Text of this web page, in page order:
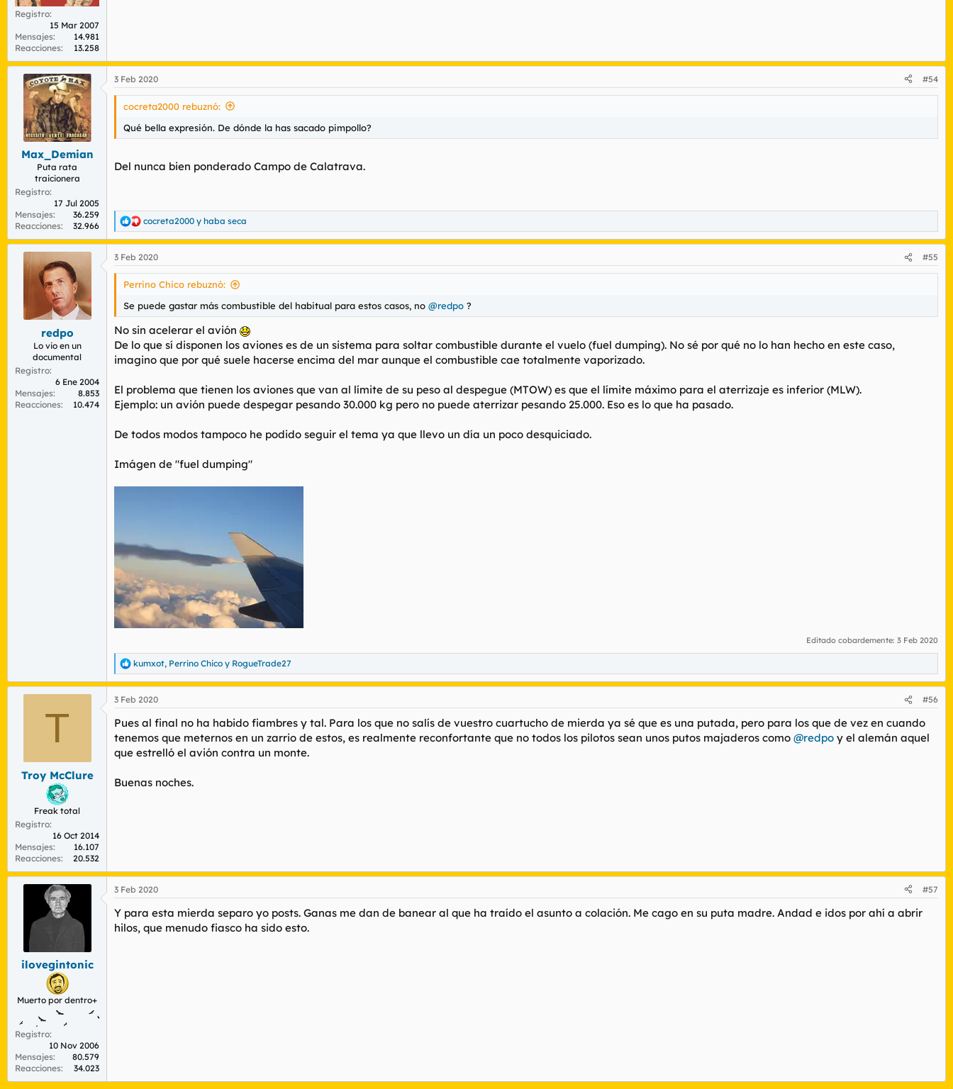
Registro
15 Mar 2007
Mensajes
14.981
Reacciones
13.258
Max_Demian
Puta rata
traicionera
Registro
17 Jul 2005
Mensajes
36.259
Reacciones
32.966
3 Feb 2020 #54
cocreta2000 rebuznó:
Qué bella expresión. De dónde la has sacado pimpollo?
Del nunca bien ponderado Campo de Calatrava.
R
e
a
c
c
e
s
:
cocreta2000 y haba seca
redpo
Lo vio en un
documental
Registro
6 Ene 2004
Mensajes
8.853
Reacciones
10.474
3 Feb 2020 #55
Perrino Chico rebuznó:
Se puede gastar más combustible del habitual para estos casos, no @redpo ?
No sin acelerar el avión
De lo que sí disponen los aviones es de un sistema para soltar combustible durante el vuelo (fuel dumping). No sé por qué no lo han hecho en este caso,
imagino que por qué suele hacerse encima del mar aunque el combustible cae totalmente vaporizado.
El problema que tienen los aviones que van al límite de su peso al despegue (MTOW) es que el límite máximo para el aterrizaje es inferior (MLW).
Ejemplo: un avión puede despegar pesando 30.000 kg pero no puede aterrizar pesando 25.000. Eso es lo que ha pasado.
De todos modos tampoco he podido seguir el tema ya que llevo un día un poco desquiciado.
Imágen de "fuel dumping"
Editado cobardemente: 3 Feb 2020
R
e
a
c
i
o
e
:
kumxot, Perrino Chico y RogueTrade27
T
Troy McClure
Freak total
Registro
16 Oct 2014
Mensajes
16.107
Reacciones
20.532
3 Feb 2020 #56
Pues al final no ha habido fiambres y tal. Para los que no salís de vuestro cuartucho de mierda ya sé que es una putada, pero para los que de vez en cuando
tenemos que meternos en un zarrio de estos, es realmente reconfortante que no todos los pilotos sean unos putos majaderos como @redpo y el alemán aquel
que estrelló el avión contra un monte.
Buenas noches.
ilovegintonic
Muerto por dentro+
Registro
10 Nov 2006
Mensajes
80.579
Reacciones
34.023
3 Feb 2020 #57
Y para esta mierda separo yo posts. Ganas me dan de banear al que ha traído el asunto a colación. Me cago en su puta madre. Andad e idos por ahí a abrir
hilos, que menudo fiasco ha sido esto.